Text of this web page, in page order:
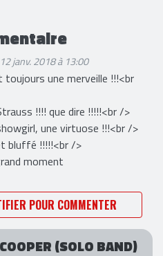
janv. 2018 à 13:00
toujours une merveille !!!<br
!!!! que dire !!!!!<br />
une virtuose !!!<br />
bluffé !!!!!<br />
moment
POUR COMMENTER
(SOLO BAND)